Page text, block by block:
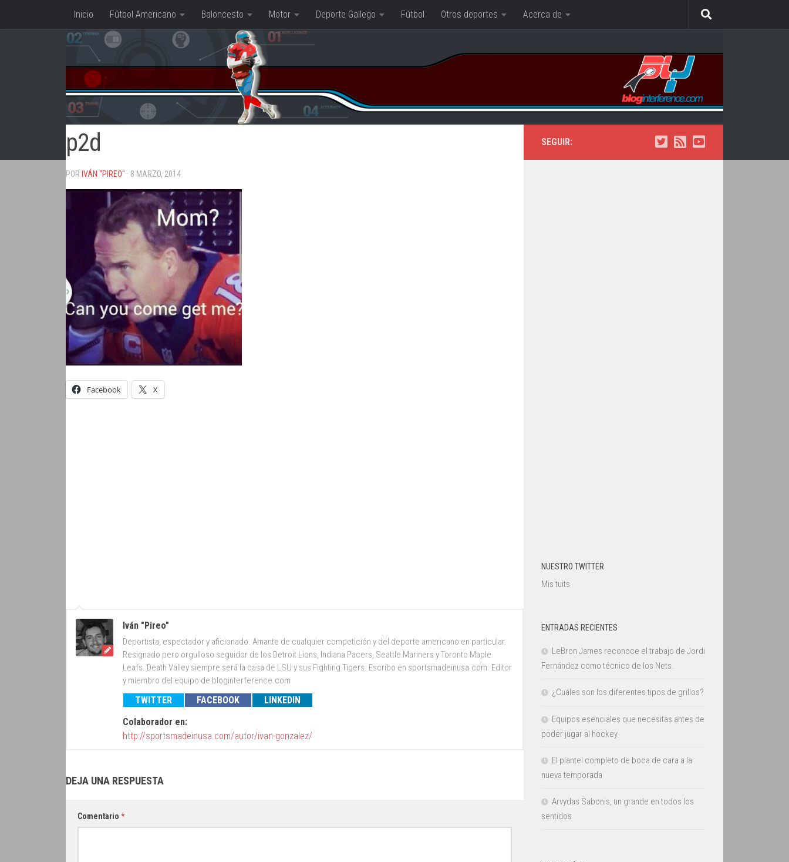
Saltar al contenido
Inicio Fútbol Americano Baloncesto Motor Deporte Gallego Fútbol Otros deportes Acerca de
p2d
POR IVÁN "PIREO" · 8 MARZO, 2014
Facebook X
Iván "Pireo"
Deportista, espectador y aficionado. Amante de cualquier competición y del deporte americano en particular.
Resignado pero orgulloso seguidor de los Detroit Lions, Indiana Pacers, Seattle Mariners y Toronto Maple
Leafs. Death Valley siempre será la casa de LSU y sus Fighting Tigers. Escribo en sportsmadeinusa.com. Editor
y miembro del equipo de bloginterference.com
TWITTER FACEBOOK
LINKEDIN
Colaborador en:
http://sportsmadeinusa.com/autor/ivan-gonzalez/
DEJA UNA RESPUESTA
Comentario *
SEGUIR:
NUESTRO TWITTER
Mis tuits
ENTRADAS RECIENTES
LeBron James reconoce el trabajo de Jordi
Fernández como técnico de los Nets.
¿Cuáles son los diferentes tipos de grillos?
Equipos esenciales que necesitas antes de
poder jugar al hockey
El plantel completo de boca de cara a la
nueva temporada
Arvydas Sabonis, un grande en todos los
sentidos